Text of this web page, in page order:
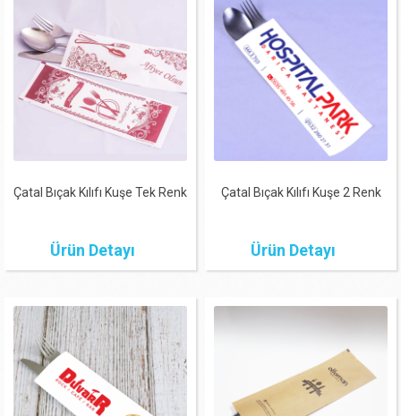
Çatal Bıçak Kılıfı Kuşe Tek Renk
Ürün Detayı
Çatal Bıçak Kılıfı Kuşe 2 Renk
Ürün Detayı